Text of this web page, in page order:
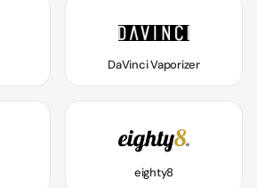
DaVinci Vaporizer
eighty8